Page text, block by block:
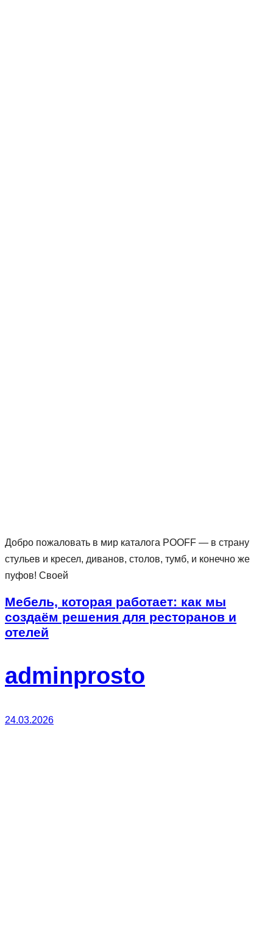
Добро пожаловать в мир каталога POOFF — в страну
стульев и кресел, диванов, столов, тумб, и конечно же
пуфов! Своей
Мебель, которая работает: как мы
создаём решения для ресторанов и
отелей
adminprosto
24.03.2026